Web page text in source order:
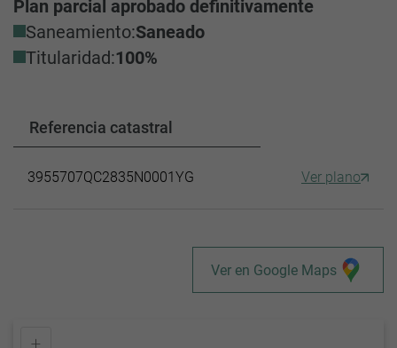
Plan parcial aprobado definitivamente
Saneamiento:Saneado
Titularidad:100%
Referencia catastral
3955707QC2835N0001YG Ver plano
Ver en Google Maps
+